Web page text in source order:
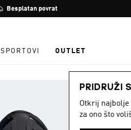
Zaustavi
rotaciju
Besplatan povrat
SPORTOVI OUTLET
PRIDRUŽI
Otkrij
za ono što